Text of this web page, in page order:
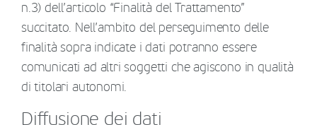
n.3) dell’articolo “Finalità del Trattamento”
succitato. Nell’ambito del perseguimento delle
finalità sopra indicate i dati potranno essere
comunicati ad altri soggetti che agiscono in qualità
di titolari autonomi.
Diffusione dei dati